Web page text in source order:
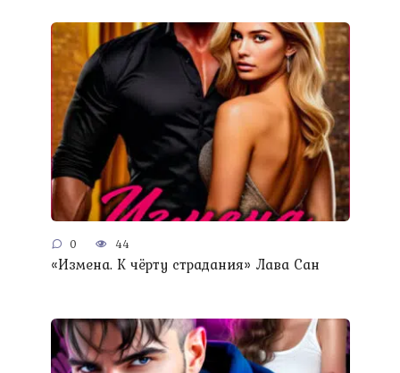
0 44
«Измена. К чёрту страдания» Лава Сан